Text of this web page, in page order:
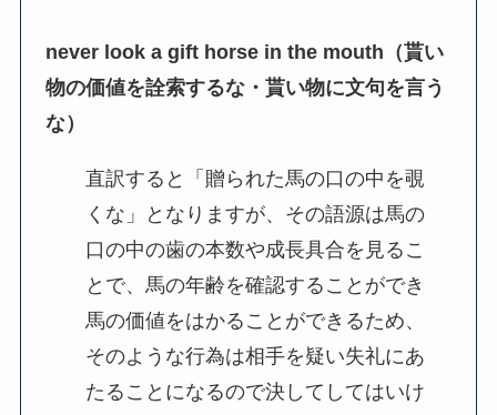
never look a gift horse in the mouth（貰い
物の価値を詮索するな・貰い物に文句を言う
な）
直訳すると「贈られた馬の口の中を覗
くな」となりますが、その語源は馬の
口の中の歯の本数や成長具合を見るこ
とで、馬の年齢を確認することができ
馬の価値をはかることができるため、
そのような行為は相手を疑い失礼にあ
たることになるので決してしてはいけ